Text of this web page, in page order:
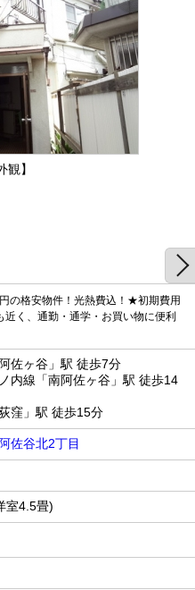
観】
の格安物件！光熱費込！★初期費用
く、通勤・通学・お買い物に便利
佐ヶ谷」駅 徒歩7分
内線「南阿佐ヶ谷」駅 徒歩14
窪」駅 徒歩15分
佐谷北2丁目
室4.5畳)